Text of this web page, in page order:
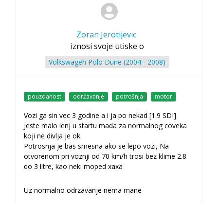
Zoran Jerotijevic
iznosi svoje utiske o
Volkswagen Polo Dune (2004 - 2008)
pouzdanost održavanje potrošnja motor
Vozi ga sin vec 3 godine a i ja po nekad [1.9 SDI]
Jeste malo lenj u startu mada za normalnog coveka
koji ne divlja je ok.
Potrosnja je bas smesna ako se lepo vozi, Na
otvorenom pri voznji od 70 km/h trosi bez klime 2.8
do 3 litre, kao neki moped xaxa
Uz normalno odrzavanje nema mane